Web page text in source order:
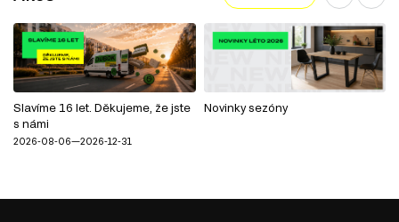
Slavíme 16 let. Děkujeme, že jste
s námi
2026-08-06—2026-12-31
Novinky sezóny